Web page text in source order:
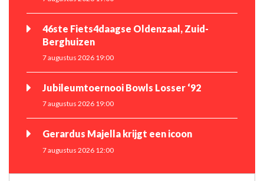
46ste Fiets4daagse Oldenzaal, Zuid-
Berghuizen
7 augustus 2026 19:00
Jubileumtoernooi Bowls Losser ‘92
7 augustus 2026 19:00
Gerardus Majella krijgt een icoon
7 augustus 2026 12:00